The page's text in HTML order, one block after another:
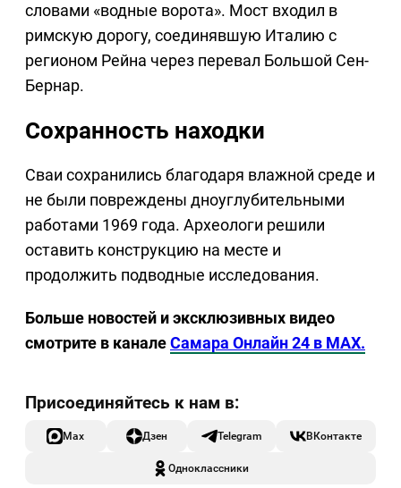
словами «водные ворота». Мост входил в
римскую дорогу, соединявшую Италию с
регионом Рейна через перевал Большой Сен-
Бернар.
Сохранность находки
Сваи сохранились благодаря влажной среде и
не были повреждены дноуглубительными
работами 1969 года. Археологи решили
оставить конструкцию на месте и
продолжить подводные исследования.
Больше новостей и эксклюзивных видео
смотрите в каналеСамара Онлайн 24 в MAX.
Max Дзен Telegram ВКонтакте
Одноклассники